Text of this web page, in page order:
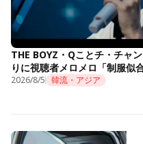
THE BOYZ・Qことチ・チャ
りに視聴者メロメロ「制服似
2026/8/5 韓流・アジア